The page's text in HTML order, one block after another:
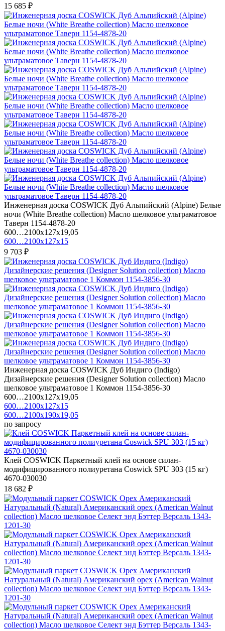
15 685 ₽
Инженерная доска COSWICK Дуб Альпийский (Alpine) Белые
ночи (White Breathe collection) Масло шелковое ультраматовое
Таверн 1154-4878-20
600…2100x127x19,05
600…2100x127x15
9 703 ₽
Инженерная доска COSWICK Дуб Индиго (Indigo)
Дизайнерские решения (Designer Solution collection) Масло
шелковое ультраматовое 1 Коммон 1154-3856-30
600…2100x127x19,05
600…2100x127x15
600…2100x190x19,05
по запросу
Клей COSWICK Паркетный клей на основе силан-
модифицированного полиуретана Coswick SPU 303 (15 кг)
4670-030030
18 682 ₽